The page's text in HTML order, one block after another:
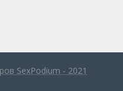
SexPodium - 2021